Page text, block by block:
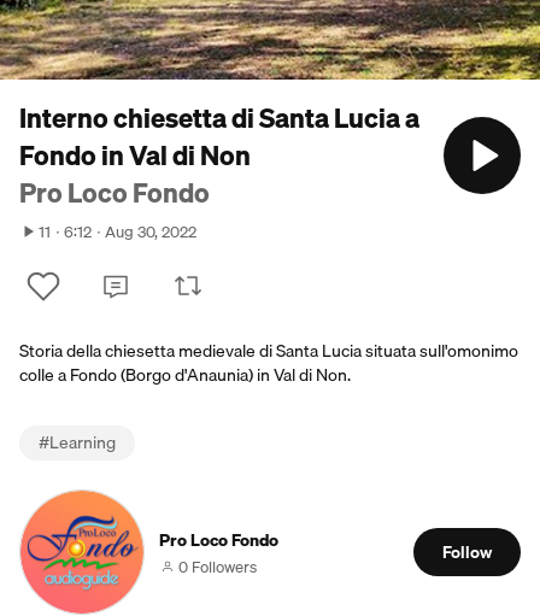
Interno chiesetta di Santa Lucia a
Fondo in Val di Non
Pro Loco Fondo
11 6:12 Aug 30, 2022
Storia della chiesetta medievale di Santa Lucia situata sull'omonimo
colle a Fondo (Borgo d'Anaunia) in Val di Non.
#Learning
Pro Loco Fondo
0 Followers
Follow